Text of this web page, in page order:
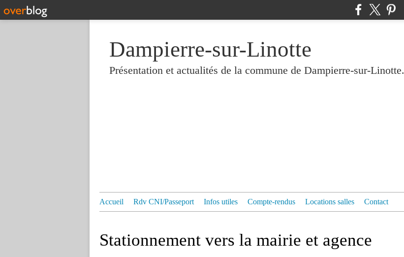
Dampierre-sur-Linotte
Présentation et actualités de la commune de Dampierre-sur-Linotte.
Accueil Rdv CNI/Passeport Infos utiles Compte-rendus Locations salles Contact
Stationnement vers la mairie et agence